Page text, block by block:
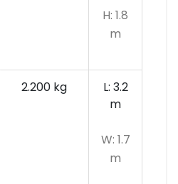
H: 1.8
m
2.200 kg
L: 3.2
m
W: 1.7
m